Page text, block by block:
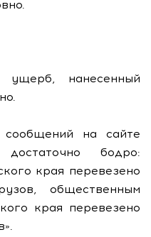
ущерб, нанесенный
на сайте
бодро:
края перевезено
общественным
края перевезено